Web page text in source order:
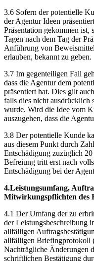
3.6 Sofern der potentielle
der Agentur Ideen
Präsentation gekommen ist,
Tagen nach dem Tag der
Anführung von
erlauben, bekannt zu geben.
3.7 Im gegenteiligen Fall
dass die Agentur dem
präsentiert hat. Dies gilt
falls dies nicht ausdrücklich
wurde. Wird die Idee vom
auszugehen, dass die
3.8 Der potentielle Kunde
aus diesem Punkt durch
Entschädigung zuzüglich
Befreiung tritt erst nach
Entschädigung bei der
4.Leistungsumfang,
Mitwirkungspflichten des
4.1 Der Umfang der zu
der Leistungsbeschreibung
allfälligen
allfälligen Briefingprotokoll
Nachträgliche Änderungen
schriftlichen Bestätigung